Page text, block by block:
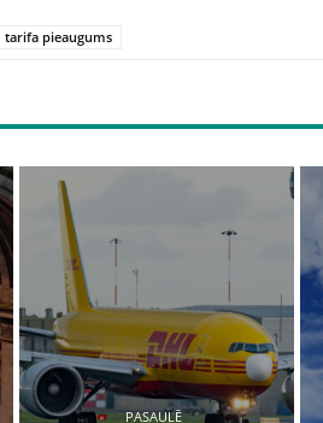
tarifa pieaugums
PASAULĒ